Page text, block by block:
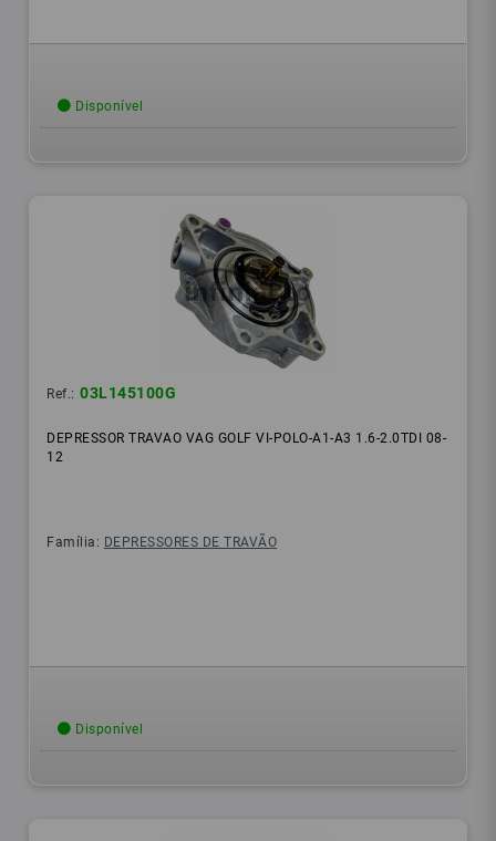
Disponível
Ref.: 03L145100G
DEPRESSOR TRAVAO VAG GOLF VI-POLO-A1-A3 1.6-2.0TDI 08-
12
Família: DEPRESSORES DE TRAVÃO
Disponível